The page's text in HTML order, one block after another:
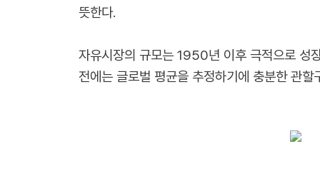
뜻한다.
자유시장의 규모는 1950년 이후 극적으로
전에는 글로벌 평균을 추정하기에 충분한 관